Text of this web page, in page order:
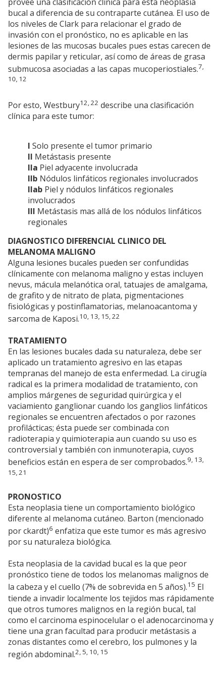
bucal a diferencia de su contraparte cutánea. El uso de
los niveles de Clark para relacionar el grado de
invasión con el pronóstico, no es aplicable en las
lesiones de las mucosas bucales pues estas carecen de
dermis papilar y reticular, así como de áreas de grasa
submucosa asociadas a las capas mucoperiostiales.7,
10, 12
Por esto, Westbury12, 22 describe una clasificación
clínica para este tumor:
I Solo presente el tumor primario
II Metástasis presente
IIa Piel adyacente involucrada
IIb Nódulos linfáticos regionales involucrados
IIab Piel y nódulos linfáticos regionales
involucrados
III Metástasis mas allá de los nódulos linfáticos
regionales
DIAGNOSTICO DIFERENCIAL CLINICO DEL
MELANOMA MALIGNO
Alguna lesiones bucales pueden ser confundidas
clínicamente con melanoma maligno y estas incluyen
nevus, mácula melanótica oral, tatuajes de amalgama,
de grafito y de nitrato de plata, pigmentaciones
fisiológicas y postinflamatorias, melanoacantoma y
sarcoma de Kaposi.10, 13, 15, 22
TRATAMIENTO
En las lesiones bucales dada su naturaleza, debe ser
aplicado un tratamiento agresivo en las etapas
tempranas del manejo de esta enfermedad. La cirugía
radical es la primera modalidad de tratamiento, con
amplios márgenes de seguridad quirúrgica y el
vaciamiento ganglionar cuando los ganglios linfáticos
regionales se encuentren afectados o por razones
profilácticas; ésta puede ser combinada con
radioterapia y quimioterapia aun cuando su uso es
controversial y también con inmunoterapia, cuyos
beneficios están en espera de ser comprobados.9, 13,
15, 21
PRONOSTICO
Esta neoplasia tiene un comportamiento biológico
diferente al melanoma cutáneo. Barton (mencionado
por ckardt)6 enfatiza que este tumor es más agresivo
por su naturaleza biológica.
Esta neoplasia de la cavidad bucal es la que peor
pronóstico tiene de todos los melanomas malignos de
la cabeza y el cuello (7% de sobrevida en 5 años).15 El
tiende a invadir localmente los tejidos mas rápidamente
que otros tumores malignos en la región bucal, tal
como el carcinoma espinocelular o el adenocarcinoma y
tiene una gran facultad para producir metástasis a
zonas distantes como el cerebro, los pulmones y la
región abdominal.2, 5, 10, 15